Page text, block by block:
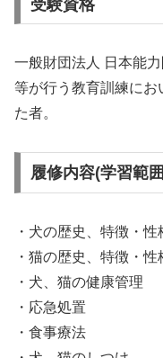
受験資格
一般財団法人 日本能
等が行う教育訓練にお
た者。
履修内容(学習範
・犬の歴史、特徴・性
・猫の歴史、特徴・性
・犬、猫の健康管理
・応急処置
・食事療法